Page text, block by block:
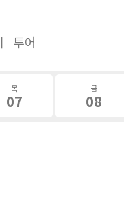
투어
목
07
금
08